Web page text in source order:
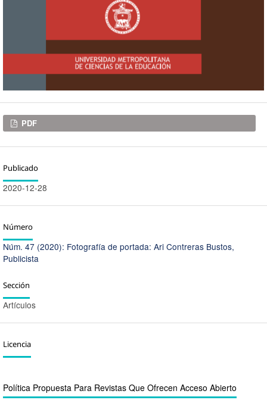
Descargas
PDF
Publicado
2020-12-28
Número
Núm. 47 (2020): Fotografía de portada: Ari Contreras Bustos,
Publicista
Sección
Artículos
Licencia
Política Propuesta Para Revistas Que Ofrecen Acceso Abierto